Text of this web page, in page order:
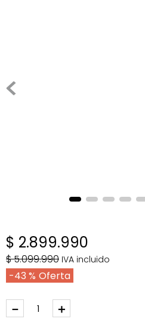
$ 2.899.990
$5.099.990 IVA incluido
43 %
＋
－